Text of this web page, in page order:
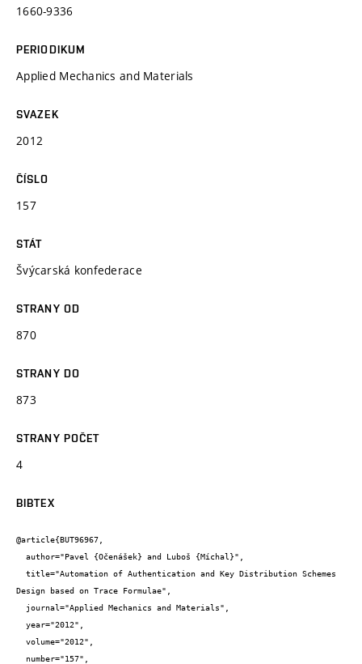
1660-9336
PERIODIKUM
Applied Mechanics and Materials
SVAZEK
2012
ČÍSLO
157
STÁT
Švýcarská konfederace
STRANY OD
870
STRANY DO
873
STRANY POČET
4
BIBTEX
@article{BUT96967,
Design based on Trace Formulae",